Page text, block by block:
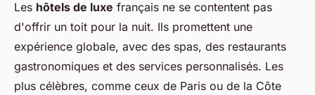
Les hôtels de luxe français ne se contentent pas
d'offrir un toit pour la nuit. Ils promettent une
expérience globale, avec des spas, des restaurants
gastronomiques et des services personnalisés. Les
plus célèbres, comme ceux de Paris ou de la Côte